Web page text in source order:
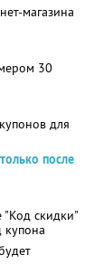
магазина
30
для
после
"Код скидки"
купона